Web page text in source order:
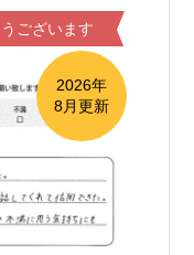
ございます
2026年
8月更新